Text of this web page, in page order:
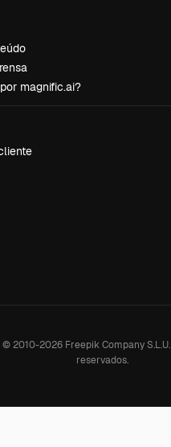
magnific.ai?
© 2010-2026Freepik Company S.L.U.
reservados.